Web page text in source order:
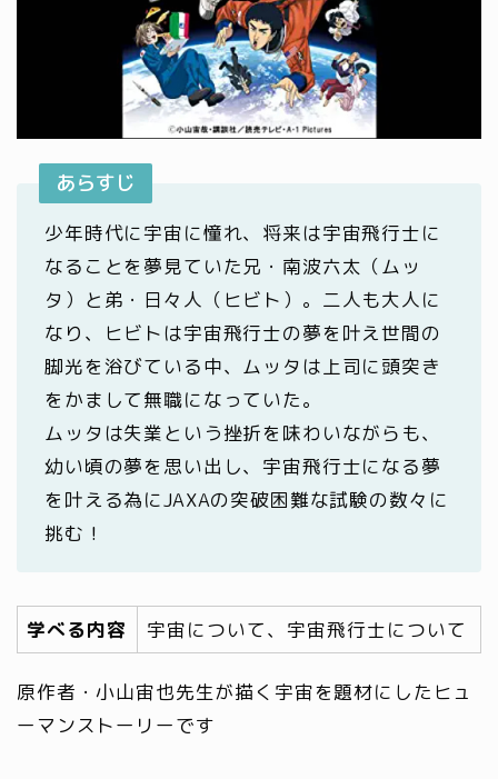
あらすじ
少年時代に宇宙に憧れ、将来は宇宙飛行士に
なることを夢見ていた兄・南波六太（ムッ
タ）と弟・日々人（ヒビト）。二人も大人に
なり、ヒビトは宇宙飛行士の夢を叶え世間の
脚光を浴びている中、ムッタは上司に頭突き
をかまして無職になっていた。
ムッタは失業という挫折を味わいながらも、
幼い頃の夢を思い出し、宇宙飛行士になる夢
を叶える為にJAXAの突破困難な試験の数々に
挑む！
学べる内容 宇宙について、宇宙飛行士について
原作者・小山宙也先生が描く宇宙を題材にしたヒュ
ーマンストーリーです